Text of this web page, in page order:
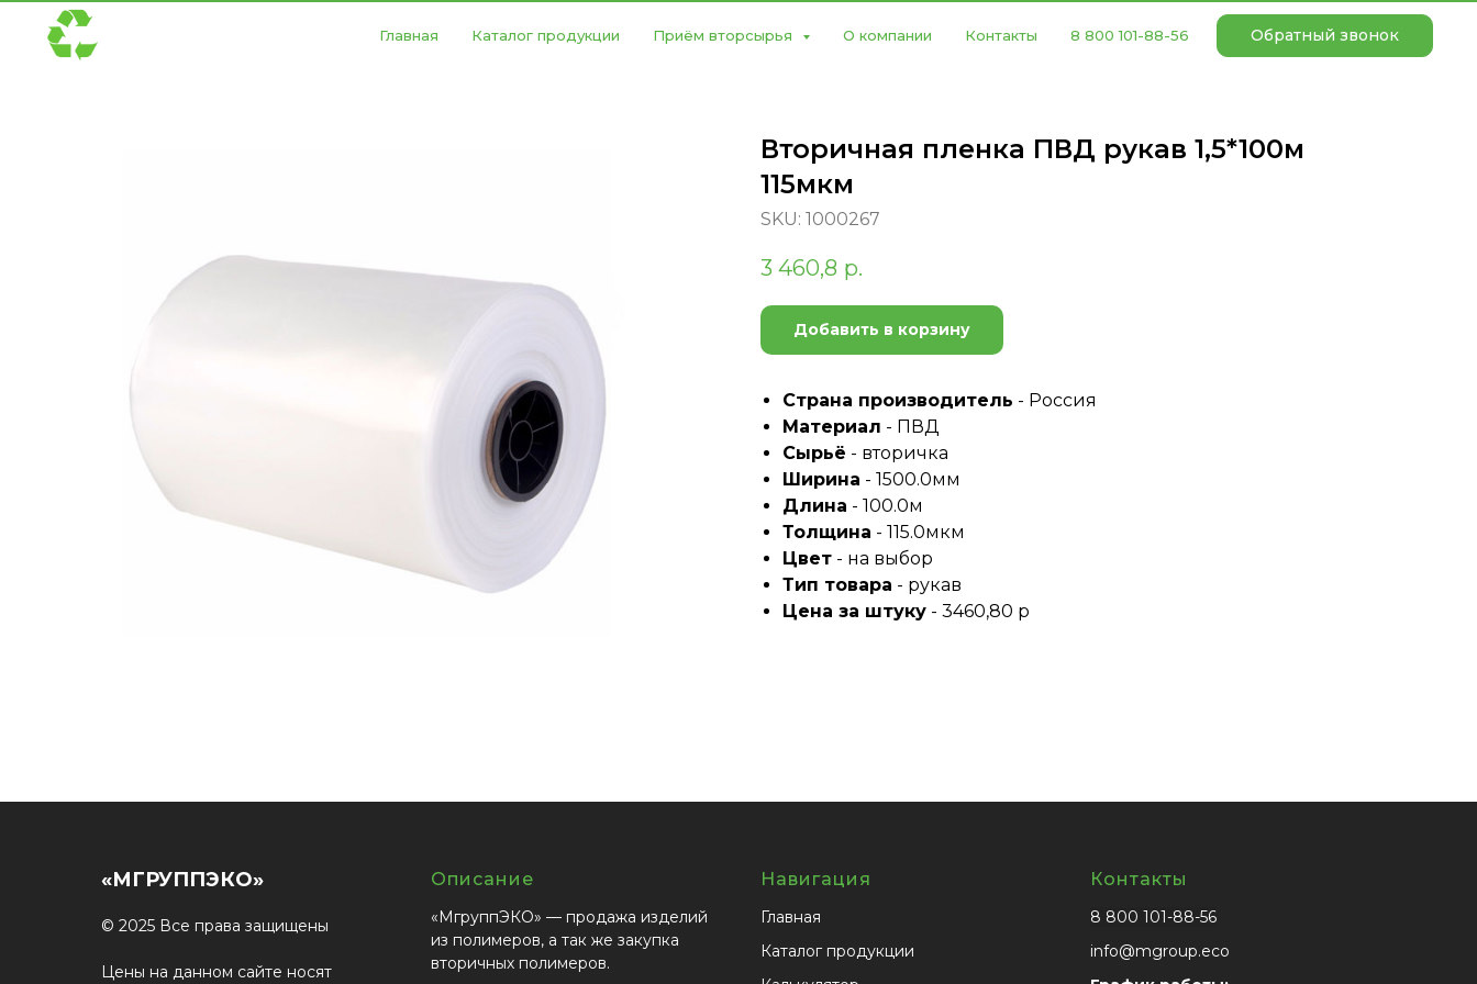
Главная Каталог продукции Приём вторсырья О компании Контакты 8 800 101-88-56 Обратный звонок
Вторичная пленка ПВД рукав 1,5*100м
115мкм
SKU: 1000267
3 460,8 р.
Добавить в корзину
Страна производитель - Россия
Материал - ПВД
Сырьё - вторичка
Ширина - 1500.0мм
Длина - 100.0м
Толщина - 115.0мкм
Цвет - на выбор
Тип товара - рукав
Цена за штуку - 3460,80 р
«МГРУППЭКО»
© 2025 Все права защищены
Цены на данном сайте носят
Описание
«МгруппЭКО» — продажа изделий
из полимеров, а так же закупка
вторичных полимеров.
Навигация
Главная
Каталог продукции
Контакты
8 800 101-88-56
info@mgroup.eco